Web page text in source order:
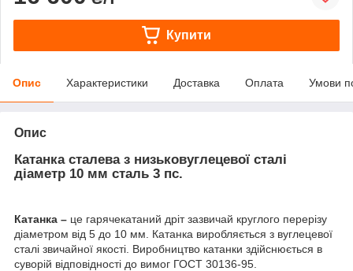
Купити
Опис Характеристики Доставка Оплата Умови
Опис
Катанка сталева з низьковуглецевої сталі
діаметр 10 мм сталь 3 пс.
Катанка – це гарячекатаний дріт зазвичай круглого перерізу
діаметром від 5 до 10 мм. Катанка виробляється з вуглецевої
сталі звичайної якості. Виробництво катанки здійснюється в
суворій відповідності до вимог ГОСТ 30136-95.